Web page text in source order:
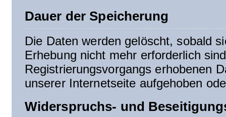
Dauer der Speicherung
Die Daten werden gelöscht, sobald
Erhebung nicht mehr erforderlich
Registrierungsvorgangs erhobenen
unserer Internetseite aufgehoben
Widerspruchs- und